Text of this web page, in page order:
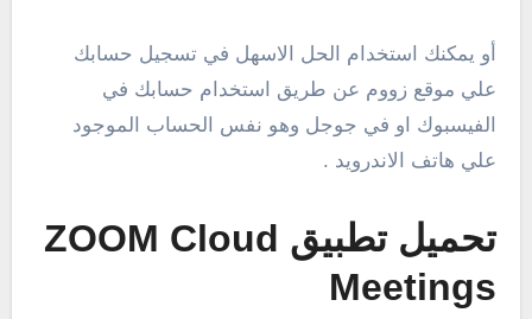
أو يمكنك استخدام الحل الاسهل في تسجيل حسابك
علي موقع زووم عن طريق استخدام حسابك في
الفيسبوك او في جوجل وهو نفس الحساب الموجود
علي هاتف الاندرويد .
تحميل تطبيق ZOOM Cloud
Meetings